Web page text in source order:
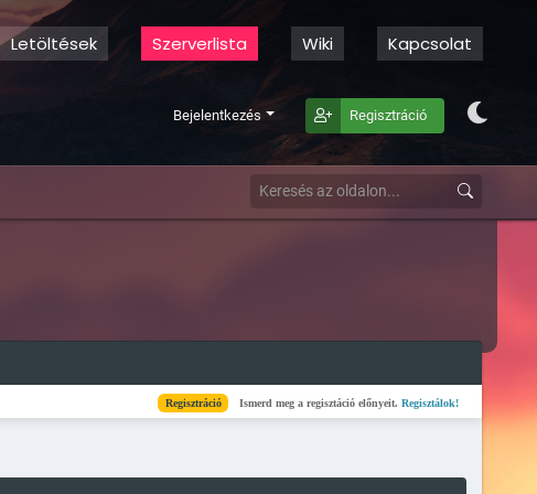
Letöltések Szerverlista Wiki Kapcsolat
Bejelentkezés Regisztráció
Regisztráció Ismerd meg a regisztáció előnyeit.Regisztálok! Kész